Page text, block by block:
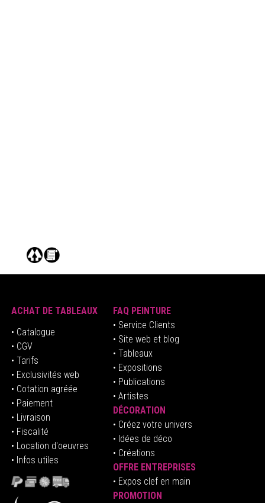
ACHAT DE TABLEAUX
• Catalogue
• CGV
• Tarifs
• Exclusivités web
• Cotation agréée
• Paiement
• Livraison
• Fiscalité
• Location d'oeuvres
• Infos utiles
FAQ PEINTURE
• Service Clients
• Site web et blog
• Tableaux
• Expositions
• Publications
• Artistes
DÉCORATION
• Créez votre univers
• Idées de déco
• Créations
OFFRE ENTREPRISES
• Expos clef en main
PROMOTION